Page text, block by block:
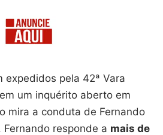
expedidos pela 42ª Vara
um inquérito aberto em
mira a conduta de Fernando
responde a mais de